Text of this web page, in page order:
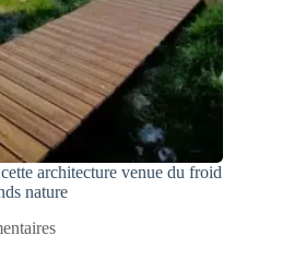
architecture venue du froid
nature